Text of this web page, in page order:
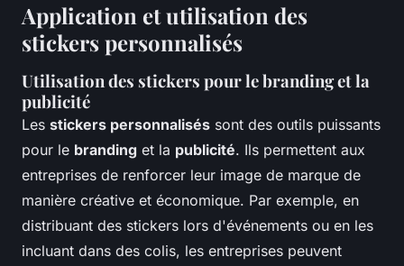
Application et utilisation des
stickers personnalisés
Utilisation des stickers pour le branding et la
publicité
Les stickers personnalisés sont des outils puissants
pour le branding et la publicité. Ils permettent aux
entreprises de renforcer leur image de marque de
manière créative et économique. Par exemple, en
distribuant des stickers lors d'événements ou en les
incluant dans des colis, les entreprises peuvent